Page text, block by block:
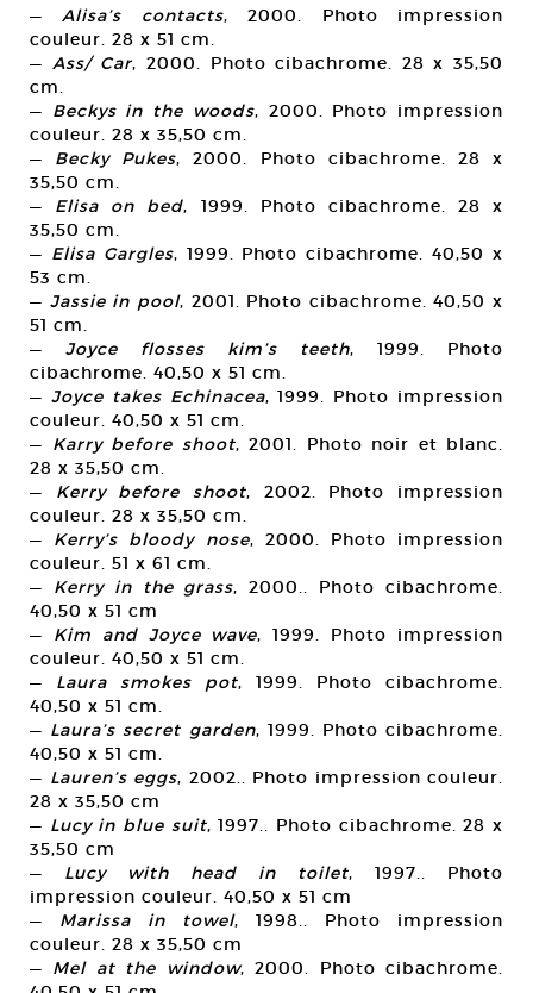
—Alisa’s contacts, 2000. Photo impression
couleur. 28 x 51 cm.
— Ass/ Car, 2000. Photo cibachrome. 28 x 35,50
cm.
— Beckys in the woods, 2000. Photo impression
couleur. 28 x 35,50 cm.
— Becky Pukes, 2000. Photo cibachrome. 28 x
35,50 cm.
— Elisa on bed, 1999. Photo cibachrome. 28 x
35,50 cm.
— Elisa Gargles, 1999. Photo cibachrome. 40,50 x
53 cm.
— Jassie in pool, 2001. Photo cibachrome. 40,50 x
51 cm.
— Joyce flosses kim’s teeth, 1999. Photo
cibachrome. 40,50 x 51 cm.
— Joyce takes Echinacea, 1999. Photo impression
couleur. 40,50 x 51 cm.
— Karry before shoot, 2001. Photo noir et blanc.
28 x 35,50 cm.
— Kerry before shoot, 2002. Photo impression
couleur. 28 x 35,50 cm.
— Kerry’s bloody nose, 2000. Photo impression
couleur. 51 x 61 cm.
— Kerry in the grass, 2000.. Photo cibachrome.
40,50 x 51 cm
— Kim and Joyce wave, 1999. Photo impression
couleur. 40,50 x 51 cm.
— Laura smokes pot, 1999. Photo cibachrome.
40,50 x 51 cm.
— Laura’s secret garden, 1999. Photo cibachrome.
40,50 x 51 cm.
— Lauren’s eggs, 2002.. Photo impression couleur.
28 x 35,50 cm
— Lucy in blue suit, 1997.. Photo cibachrome. 28 x
35,50 cm
— Lucy with head in toilet, 1997.. Photo
impression couleur. 40,50 x 51 cm
— Marissa in towel, 1998.. Photo impression
couleur. 28 x 35,50 cm
— Mel at the window, 2000. Photo cibachrome.